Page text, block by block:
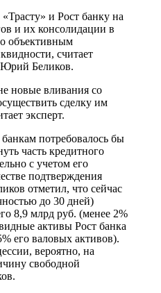
и Рост банку на
и их консолидации в
объективным
считает
Беликов.
новые вливания со
сделку им
эксперт.
потребовалось бы
часть кредитного
с учетом его
подтверждения
отметил, что сейчас
до 30 дней)
8,9 млрд руб. (менее 2%
активы Рост банка
его валовых активов).
вероятно, на
свободной